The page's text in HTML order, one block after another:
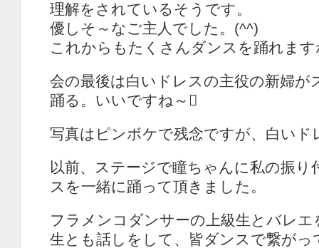
理解をされているそうです。
優しそ～なご主人でした。(^^)
これからもたくさんダンスを踊れます
会の最後は白いドレスの主役の新婦が
踊る。いいですね～
写真はピンボケで残念ですが、白いド
以前、ステージで瞳ちゃんに私の振り
スを一緒に踊って頂きました。
フラメンコダンサーの上級生とバレエ
生とも話しをして、皆ダンスで繋がっ